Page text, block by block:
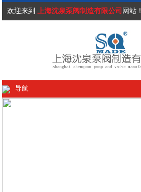
欢迎来到 上海沈泉泵阀制造有限公司 网站！
导航